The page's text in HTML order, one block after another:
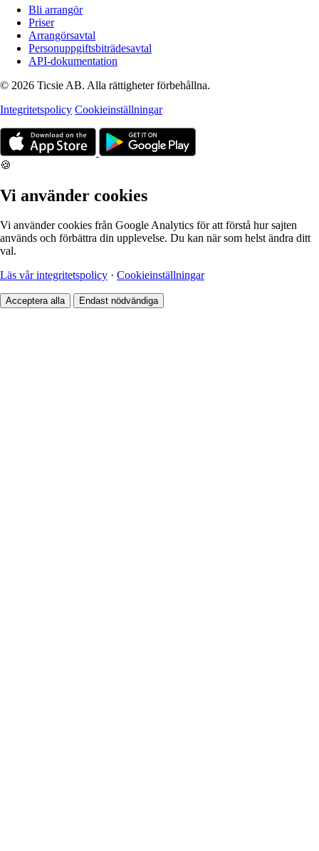
Bli arrangör
Priser
Arrangörsavtal
Personuppgiftsbiträdesavtal
API-dokumentation
© 2026 Ticsie AB. Alla rättigheter förbehållna.
Integritetspolicy Cookieinställningar
🍪
Vi använder cookies
Vi använder cookies från Google Analytics för att förstå hur sajten
används och förbättra din upplevelse. Du kan när som helst ändra ditt
val.
Läs vår integritetspolicy · Cookieinställningar
Acceptera alla Endast nödvändiga